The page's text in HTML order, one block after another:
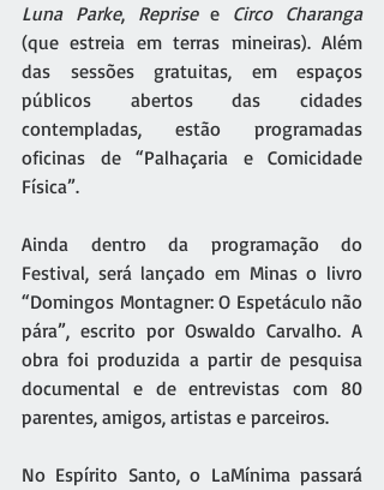
Luna Parke, Reprise e Circo Charanga
(que estreia em terras mineiras). Além
das sessões gratuitas, em espaços
públicos abertos das cidades
contempladas, estão programadas
oficinas de “Palhaçaria e Comicidade
Física”.
Ainda dentro da programação do
Festival, será lançado em Minas o livro
“Domingos Montagner: O Espetáculo não
pára”, escrito por Oswaldo Carvalho. A
obra foi produzida a partir de pesquisa
documental e de entrevistas com 80
parentes, amigos, artistas e parceiros.
No Espírito Santo, o LaMínima passará